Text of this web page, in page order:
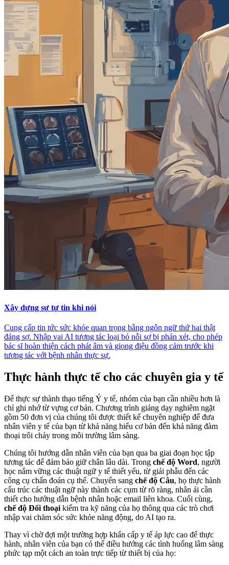
Xây dựng sự tự tin khi nói
Cung cấp tin tức sức khỏe quan trọng bằng ngôn ngữ thứ hai thật
đáng sợ. Nhập vai AI tương tác loại bỏ nỗi sợ bị phán xét, cho phép
bác sĩ hoàn thiện cách phát âm và giọng điệu đồng cảm trước khi
tương tác với bệnh nhân thực sự.
Thực hành thực tế cho các chuyên gia y tế
Để thực sự thành thạo tiếng Ý y tế, nhóm của bạn cần nhiều hơn là
chỉ ghi nhớ từ vựng cơ bản. Chương trình giảng dạy nghiêm ngặt
gồm 50 đơn vị của chúng tôi được thiết kế chuyên nghiệp để đưa
nhân viên y tế của bạn từ khả năng hiểu cơ bản đến khả năng đàm
thoại trôi chảy trong môi trường lâm sàng.
Chúng tôi hướng dẫn nhân viên của bạn qua ba giai đoạn học tập
tương tác để đảm bảo giữ chân lâu dài. Trong chế độ Word, người
học nắm vững các thuật ngữ y tế thiết yếu, từ giải phẫu đến các
công cụ chẩn đoán cụ thể. Chuyển sang chế độ Câu, họ thực hành
cấu trúc các thuật ngữ này thành các cụm từ rõ ràng, nhân ái cần
thiết cho hướng dẫn bệnh nhân hoặc email liên khoa. Cuối cùng,
chế độ Đối thoại kiểm tra kỹ năng của họ thông qua các trò chơi
nhập vai chăm sóc sức khỏe năng động, do AI tạo ra.
Thay vì chờ đợi một trường hợp khẩn cấp y tế áp lực cao để thực
hành, nhân viên của bạn có thể điều hướng các tình huống lâm sàng
phức tạp một cách an toàn trực tiếp từ thiết bị của họ: